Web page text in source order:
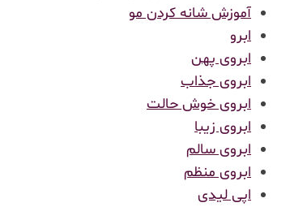
آموزش شانه کردن مو
ابرو
ابروی پهن
ابروی جذاب
ابروی خوش حالت
ابروی زیبا
ابروی سالم
ابروی منظم
اپی لیدی